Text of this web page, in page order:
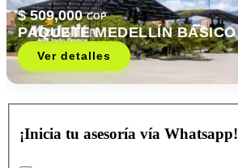
$ 509,000COP
PAQUETE MEDELLÍN BÁSICO
Ver detalles
¡Inicia tu asesoría vía Whatsapp!